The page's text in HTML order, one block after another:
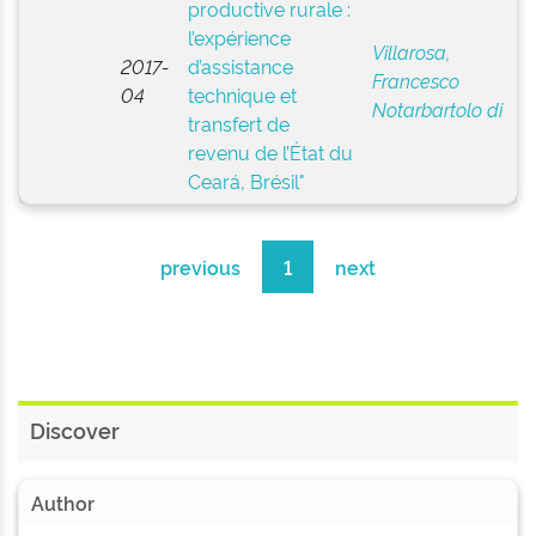
2017-
04
productive rurale :
l’expérience
d’assistance
technique et
transfert de
revenu de l’État du
Ceará, Brésil"
Villarosa,
Francesco
Notarbartolo di
previous 1 next
Discover
Author